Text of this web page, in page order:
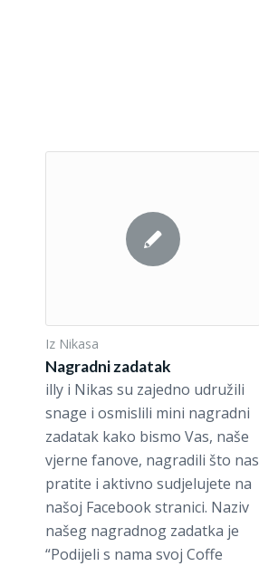
Iz Nikasa
Nagradni zadatak
illy i Nikas su zajedno udružili
snage i osmislili mini nagradni
zadatak kako bismo Vas, naše
vjerne fanove, nagradili što nas
pratite i aktivno sudjelujete na
našoj Facebook stranici. Naziv
našeg nagradnog zadatka je
“Podijeli s nama svoj Coffe